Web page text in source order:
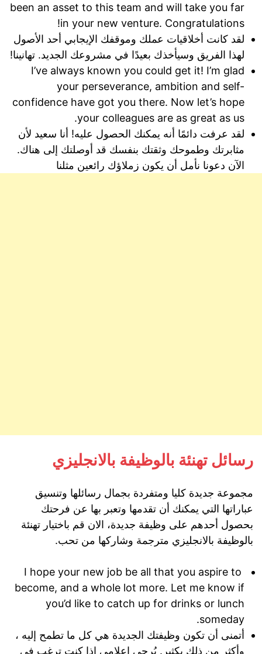
been an asset to this team and will take you far
in your new venture. Congratulations!
لقد كانت أخلاقيات عملك وموقفك الإيجابي أحد الأصول
لهذا الفريق وسيأخذك بعيدًا في مشروعك الجديد. تهانينا!
I’ve always known you could get it! I’m glad
your perseverance, ambition and self-
confidence have got you there. Now let’s hope
your colleagues are as great as us.
لقد عرفت دائمًا أنه يمكنك الحصول عليه! أنا سعيد لأن
مثابرتك وطموحك وثقتك بنفسك قد أوصلتك إلى هناك.
الآن دعونا نأمل أن يكون زملاؤك رائعين مثلنا
رسائل تهنئة بالوظيفة بالانجليزي
مجموعة جديدة كليا ومتفردة بجمال رسائلها وتنسيق
عباراتها التي يمكنك أن تقدمها وتعبر بها عن فرحتك
بحصول أحدهم على وظيفة جديدة، الان قم باختيار تهنئة
بالوظيفة بالانجليزي مترجمة وشاركها من تحب.
I hope your new job be all that you aspire to
become, and a whole lot more. Let me know if
you’d like to catch up for drinks or lunch
someday.
أتمنى أن تكون وظيفتك الجديدة هي كل ما تطمح إليه ،
وأكثر من ذلك بكثير. يُرجى إعلامي إذا كنت ترغب في